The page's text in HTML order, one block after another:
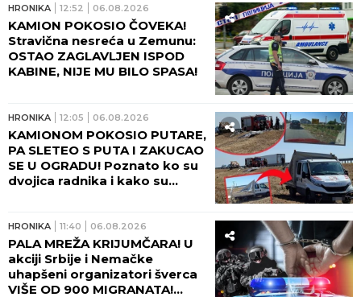
ZBOG OVOGA!
HRONIKA 12:52 06.08.2026
KAMION POKOSIO ČOVEKA!
Stravična nesreća u Zemunu:
OSTAO ZAGLAVLJEN ISPOD
KABINE, NIJE MU BILO SPASA!
HRONIKA 12:05 06.08.2026
KAMIONOM POKOSIO PUTARE,
PA SLETEO S PUTA I ZAKUCAO
SE U OGRADU! Poznato ko su
dvojica radnika i kako su
HRONIKA 11:40 06.08.2026
PALA MREŽA KRIJUMČARA! U
akciji Srbije i Nemačke
uhapšeni organizatori šverca
VIŠE OD 900 MIGRANATA!